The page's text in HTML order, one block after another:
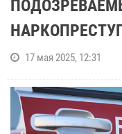
17 мая 2025, 12:31